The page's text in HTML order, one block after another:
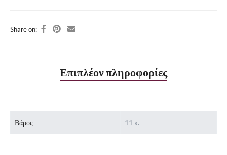
Share on:
Επιπλέον πληροφορίες
Βάρος 11 κ.